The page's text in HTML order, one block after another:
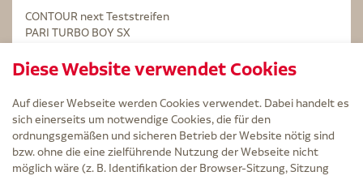
CONTOUR next Teststreifen
PARI TURBO BOY SX
Kintex Kinesiologie Tape blau
Service
Versand und Lieferzeit
Diese Website verwendet Cookies
Auf dieser Webseite werden Cookies verwendet. Dabei handelt es
sich einerseits um notwendige Cookies, die für den
ordnungsgemäßen und sicheren Betrieb der Website nötig sind
bzw. ohne die eine zielführende Nutzung der Webseite nicht
möglich wäre (z. B. Identifikation der Browser-Sitzung, Sitzung